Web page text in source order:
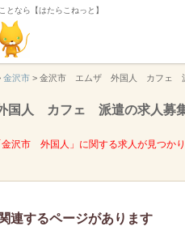
となら【はたらこねっと】
金沢市 > 金沢市 エムザ 外国人 カフェ
人 カフェ 派遣の求人募
沢市 外国人」に関する求人が見つかり
連するページがあります